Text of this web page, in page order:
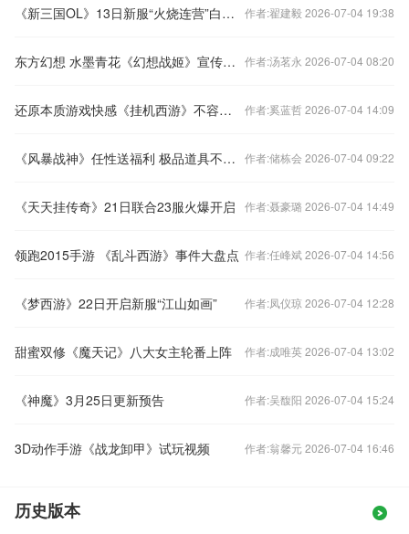
《新三国OL》13日新服“火烧连营”白帝托孤 作者:翟建毅 2026-07-04 19:38
东方幻想 水墨青花《幻想战姬》宣传PV视频 作者:汤茗永 2026-07-04 08:20
还原本质游戏快感《挂机西游》不容错过的理由 作者:奚蓝哲 2026-07-04 14:09
《风暴战神》任性送福利 极品道具不能少 作者:储栋会 2026-07-04 09:22
《天天挂传奇》21日联合23服火爆开启 作者:聂豪璐 2026-07-04 14:49
领跑2015手游 《乱斗西游》事件大盘点 作者:任峰斌 2026-07-04 14:56
《梦西游》22日开启新服“江山如画” 作者:凤仪琼 2026-07-04 12:28
甜蜜双修《魔天记》八大女主轮番上阵 作者:成唯英 2026-07-04 13:02
《神魔》3月25日更新预告 作者:吴馥阳 2026-07-04 15:24
3D动作手游《战龙卸甲》试玩视频 作者:翁馨元 2026-07-04 16:46
历史版本